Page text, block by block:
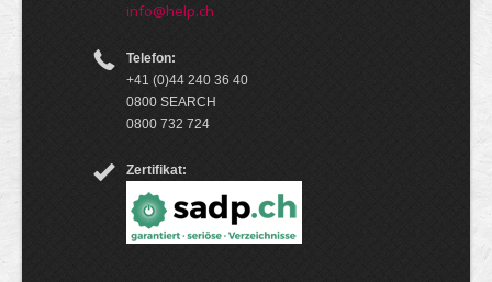
info@help.ch
Telefon:
+41 (0)44 240 36 40
0800 SEARCH
0800 732 724
Zertifikat: